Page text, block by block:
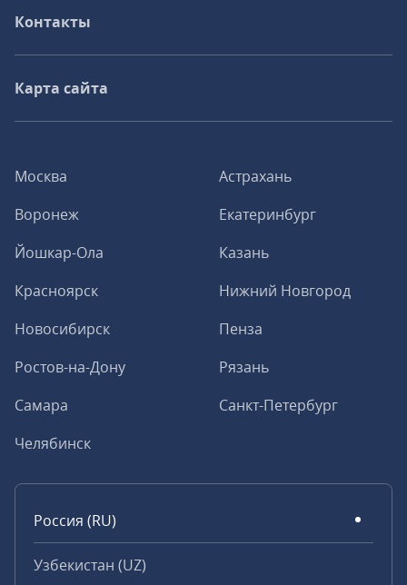
Москва
Астрахань
Воронеж
Екатеринбург
Йошкар-Ола
Казань
Красноярск
Нижний Новгород
Новосибирск
Пенза
Ростов-на-Дону
Рязань
Самара
Санкт-Петербург
Челябинск
Россия (RU)
Узбекистан (UZ)
Контакты
Карта сайта